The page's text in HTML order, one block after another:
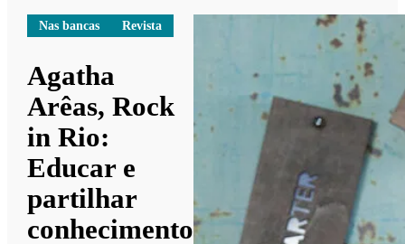
Nas bancas Revista
Agatha
Arêas, Rock
in Rio:
Educar e
partilhar
conhecimento